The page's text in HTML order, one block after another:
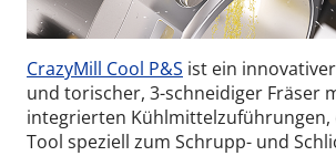
CrazyMill Cool P&S ist ein
und torischer, 3-schneidiger Fräser
integrierten Kühlmittelzuführungen,
Tool speziell zum Schrupp- und